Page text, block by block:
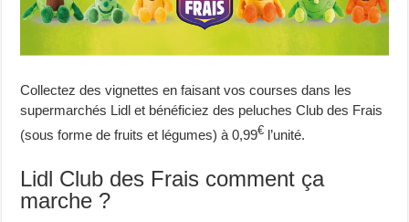
Collectez des vignettes en faisant vos courses dans les
supermarchés Lidl et bénéficiez des peluches Club des Frais
(sous forme de fruits et légumes) à 0,99€ l’unité.
Lidl Club des Frais comment ça
marche ?